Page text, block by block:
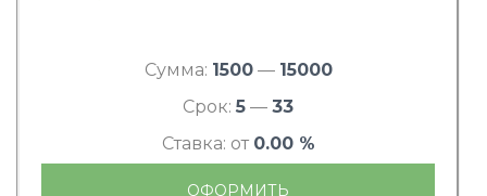
Сумма: 1500— 15000
Срок: 5 — 33
Ставка: от 0.00 %
ОФОРМИТЬ